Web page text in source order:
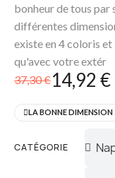
bonheur de tous par
différentes
existe en 4 coloris
qu'avec votre extér
37,30 €14,92 €
LA BONNE DIMENSION
CATÉGORIE